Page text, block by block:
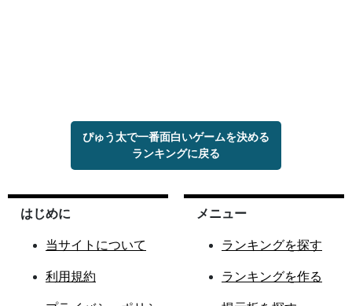
ぴゅう太で一番面白いゲームを決める
ランキングに戻る
はじめに
当サイトについて
利用規約
メニュー
ランキングを探す
ランキングを作る